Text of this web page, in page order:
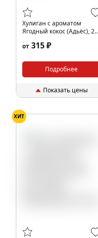
Хулиган с ароматом
Ягодный кокос (Адьёс), 25
от 315 ₽
Подробнее
Показать цены
ХИТ